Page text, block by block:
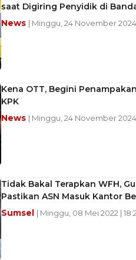
saat Digiring Penyidik di
News | Minggu, 24 November
Kena OTT, Begini
KPK
News | Minggu, 24 November 2024
Tidak Bakal Terapkan WFH,
Pastikan ASN Masuk Kantor
Sumsel | Minggu, 08 Mei 2022 |